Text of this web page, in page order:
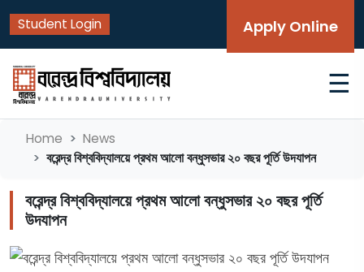
Student Login Apply Online
☰
Home News
বরেন্দ্র বিশ্ববিদ্যালয়ে প্রথম আলো বন্ধুসভার ২০ বছর পূর্তি উদযাপন
বরেন্দ্র বিশ্ববিদ্যালয়ে প্রথম আলো বন্ধুসভার ২০ বছর পূর্তি
উদযাপন